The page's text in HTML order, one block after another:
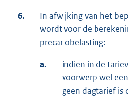
6.
In afwijking van het
wordt voor de
precariobelasting:
a.
indien in de
voorwerp wel
geen dagtarief is